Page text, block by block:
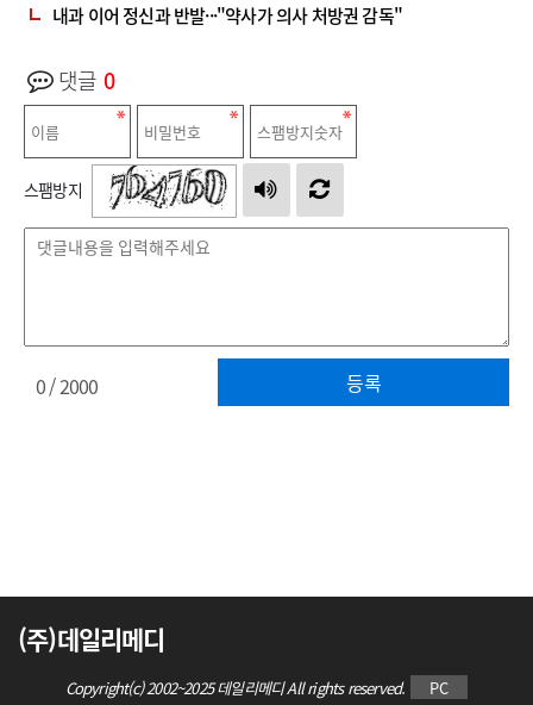
내과 이어 정신과 반발···"약사가 의사 처방권 감독"
댓글 0
스팸방지
등록
0/ 2000
(주)데일리메디
Copyright(c) 2002~2025 데일리메디 All rights reserved. PC